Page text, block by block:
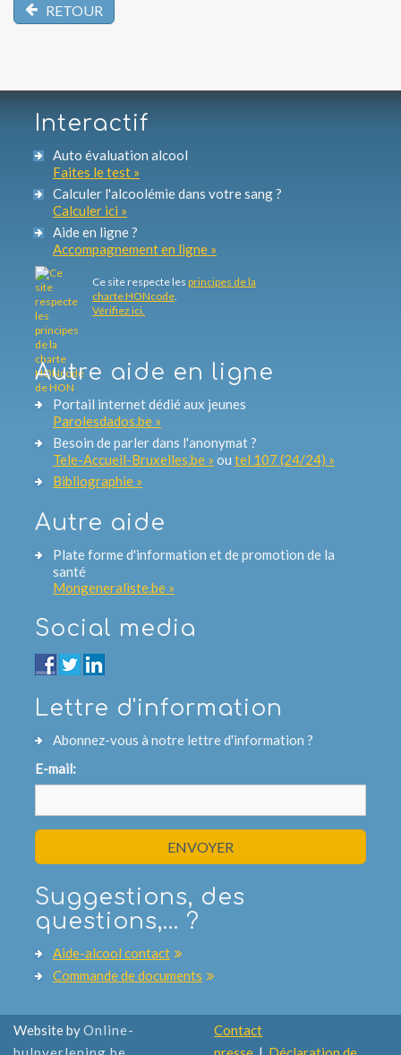
RETOUR
Interactif
Auto évaluation alcool
Faites le test »
Calculer l'alcoolémie dans votre sang ?
Calculer ici »
Aide en ligne ?
Accompagnement en ligne »
Ce site respecte les principes de la
charte HONcode
Vérifiez ici.
Autre aide en ligne
Portail internet dédié aux jeunes
Parolesdados.be »
Besoin de parler dans l'anonymat ?
Tele-Accueil-Bruxelles.be » ou tel 107 (24/24) »
Bibliographie »
Autre aide
Plate forme d'information et de promotion de la
santé
Mongeneraliste.be »
Social media
Lettre d'information
Abonnez-vous à notre lettre d'information ?
E-mail:
ENVOYER
Suggestions, des
questions,... ?
Aide-alcool contact
Commande de documents
Website byOnline-
Contact